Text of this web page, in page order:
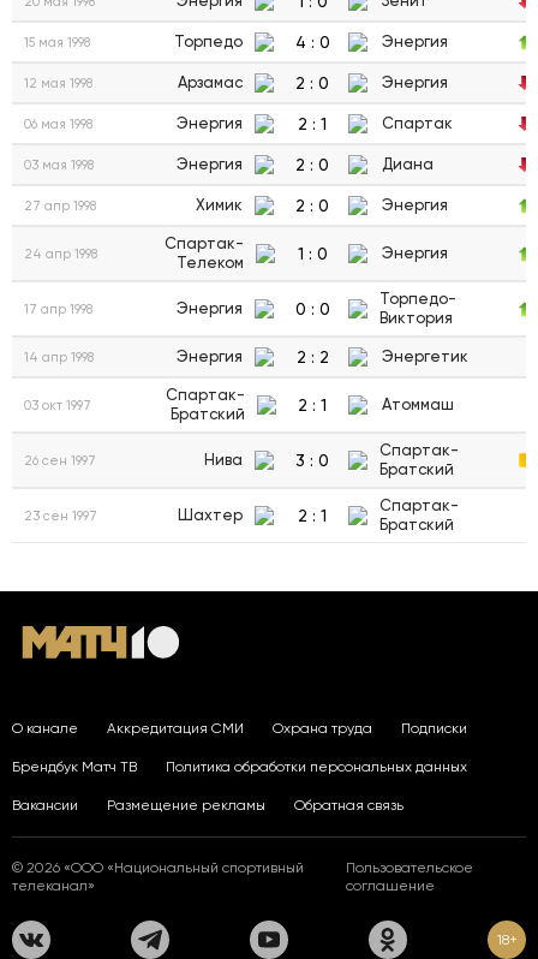
15 мая 1998 Торпедо 4 : 0 Энергия
12 мая 1998 Арзамас 2 : 0 Энергия
06 мая 1998 Энергия 2 : 1 Спартак
03 мая 1998 Энергия 2 : 0 Диана
27 апр 1998 Химик 2 : 0 Энергия
24 апр 1998
Спартак-
Телеком
1 : 0 Энергия
17 апр 1998 Энергия 0 : 0
Торпедо-
Виктория
14 апр 1998 Энергия 2 : 2 Энергетик
03 окт 1997
Спартак-
Братский
2 : 1 Атоммаш
26 сен 1997 Нива 3 : 0
Спартак-
Братский
23 сен 1997 Шахтер 2 : 1
Спартак-
Братский
О канале Аккредитация СМИ Охрана труда Подписки
Брендбук Матч ТВ Политика обработки персональных данных
Вакансии Размещение рекламы Обратная связь
© 2026 «ООО «Национальный спортивный
телеканал»
Пользовательское
соглашение
18+